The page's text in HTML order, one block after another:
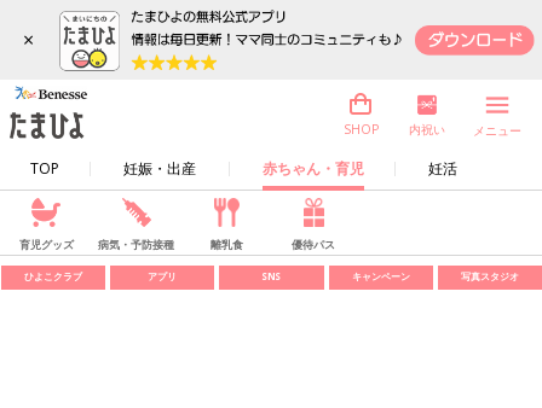
×
TOP 妊娠・出産 赤ちゃん・育児 妊活
SHOP 内祝い メニュー
育児グッズ 病気・予防接種 離乳食 優待パス
ひよこクラブ アプリ SNS キャンペーン 写真スタジオ